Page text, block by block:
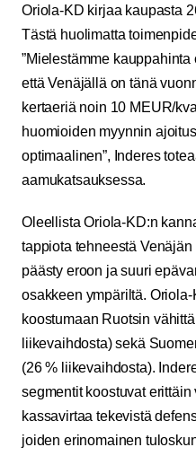
Oriola-KD kirjaa kaupasta
Tästä huolimatta
”Mielestämme
että Venäjällä on tänä
kertaeriä noin 10 MEUR/
huomioiden myynnin
optimaalinen”, Inderes
aamukatsauksessa.
Oleellista Oriola-KD:n
tappiota tehneestä
päästy eroon ja suuri
osakkeen ympäriltä.
koostumaan Ruotsin
liikevaihdosta) sekä
(26 % liikevaihdosta).
segmentit koostuvat
kassavirtaa tekevistä
joiden erinomainen